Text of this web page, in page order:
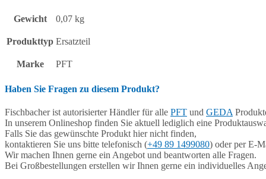
Gewicht 0,07 kg
Produkttyp Ersatzteil
Marke PFT
Haben Sie Fragen zu diesem Produkt?
Fischbacher ist autorisierter Händler für alle PFT und GEDA
In unserem Onlineshop finden Sie aktuell lediglich eine
Falls Sie das gewünschte Produkt hier nicht finden,
kontaktieren Sie uns bitte telefonisch (+49 89 1499080) oder per E-
Wir machen Ihnen gerne ein Angebot und beantworten alle Fragen.
Bei Großbestellungen erstellen wir Ihnen gerne ein individuelles